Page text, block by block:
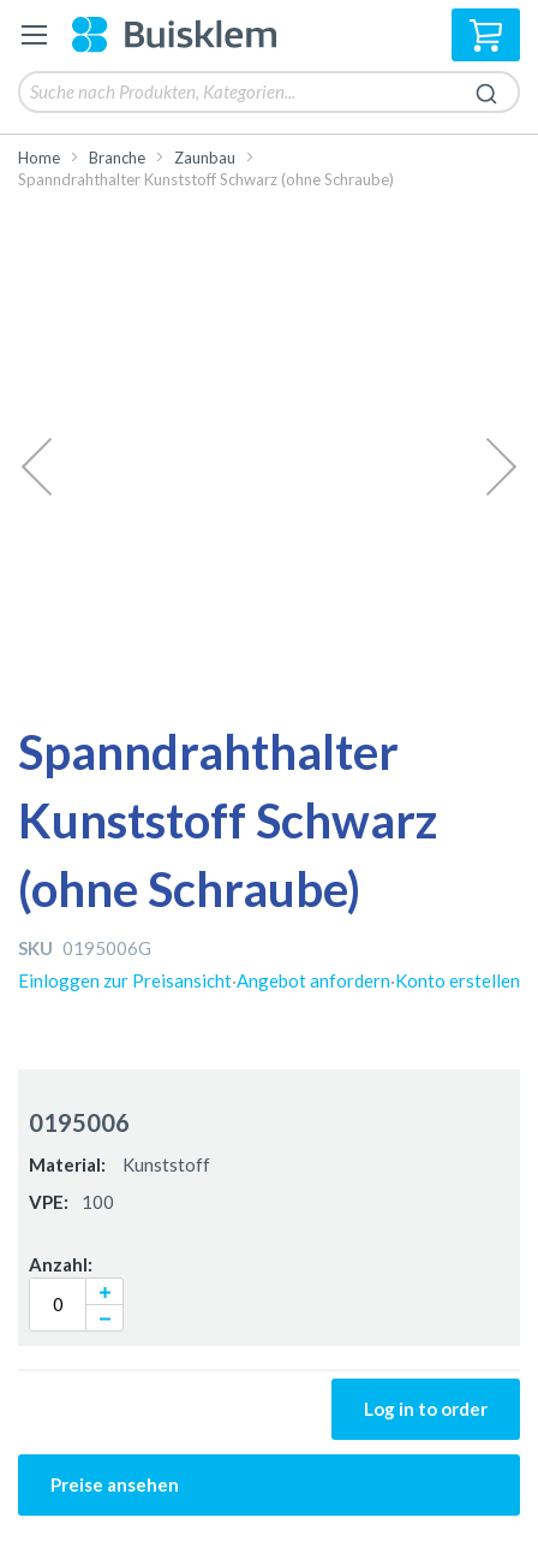
Home Branche
Zaunbau
Spanndrahthalter Kunststoff Schwarz (ohne Schraube)
Spanndrahthalter
Kunststoff Schwarz
(ohne Schraube)
SKU 0195006G
Einloggen zur Preisansicht·Angebot anfordern·Konto erstellen
Ende
Bildergalerie
springen
Anfang
Bildergalerie
springen
Artikel
0195006
Kunststoff
100
Log in to order
Preise ansehen